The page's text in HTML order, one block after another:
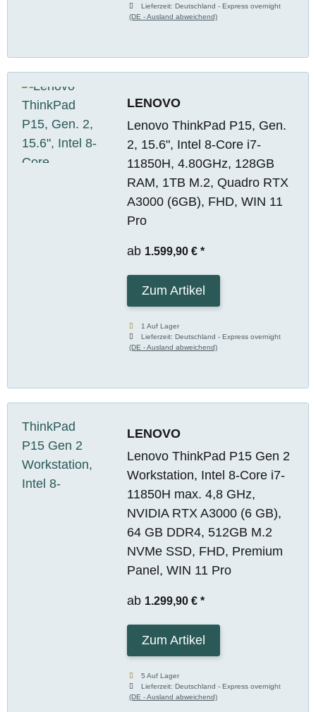
Lieferzeit:Deutschland - Express overnight
(DE - Ausland abweichend)
LENOVO
Lenovo ThinkPad P15, Gen.
2, 15.6", Intel 8-Core i7-
11850H, 4.80GHz, 128GB
RAM, 1TB M.2, Quadro RTX
A3000 (6GB), FHD, WIN 11
Pro
ab 1.599,90 € *
Zum Artikel
1 Auf Lager
Lieferzeit:Deutschland - Express overnight
(DE - Ausland abweichend)
LENOVO
Lenovo ThinkPad P15 Gen 2
Workstation, Intel 8-Core i7-
11850H max. 4,8 GHz,
NVIDIA RTX A3000 (6 GB),
64 GB DDR4, 512GB M.2
NVMe SSD, FHD, Premium
Panel, WIN 11 Pro
ab 1.299,90 € *
Zum Artikel
5 Auf Lager
Lieferzeit:Deutschland - Express overnight
(DE - Ausland abweichend)